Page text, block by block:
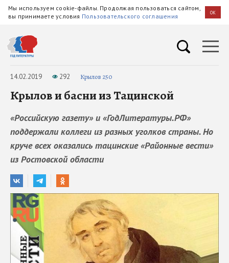
Мы используем cookie-файлы. Продолжая пользоваться сайтом,
вы принимаете условия Пользовательского соглашения OK
14.02.2019 292 Крылов 250
Крылов и басни из Тацинской
«Российскую газету» и «ГодЛитературы.РФ»
поддержали коллеги из разных уголков страны. Но
круче всех оказались тацинские «Районные вести»
из Ростовской области